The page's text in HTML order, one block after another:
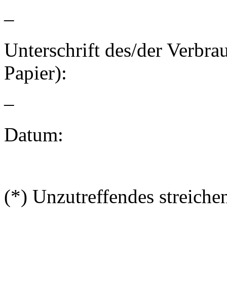
–
Unterschrift des/der
Papier):
–
Datum:
(*) Unzutreffendes